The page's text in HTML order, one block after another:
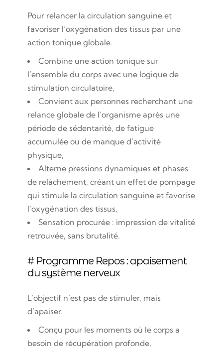
Pour relancer la circulation sanguine et
favoriser l’oxygénation des tissus par une
action tonique globale.
Combine une action tonique sur
l’ensemble du corps avec une logique de
stimulation circulatoire,
Convient aux personnes recherchant une
relance globale de l’organisme après une
période de sédentarité, de fatigue
accumulée ou de manque d’activité
physique,
Alterne pressions dynamiques et phases
de relâchement, créant un effet de pompage
qui stimule la circulation sanguine et favorise
l’oxygénation des tissus,
Sensation procurée : impression de vitalité
retrouvée, sans brutalité.
# Programme Repos : apaisement
du système nerveux
L’objectif n’est pas de stimuler, mais
d’apaiser.
Conçu pour les moments où le corps a
besoin de récupération profonde,